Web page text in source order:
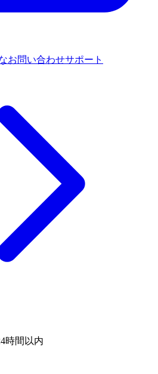
お問い合わせサポート
時間以内